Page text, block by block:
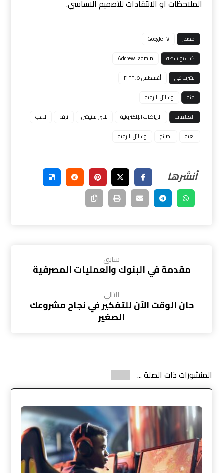
الملاحظات او الانتقادات للتصميم الاساسي.
مصدر
Google TV
كتب بواسطة
Adcrew_admin
نشرت في
أغسطس ٥, ٢٠٢٢
فئة
وسائل الترفيه
العلامات
الرياضات الإلكترونية بلاي ستيشن ترف
لاعب
لعبة
نصائح وسائل الترفيه
سابق
مقدمة في البنوك والعمليات المصرفية
التالي
حان الوقت الآن للتفكير في نجاح مشروعك
الصغير
المنشورات ذات الصلة ...